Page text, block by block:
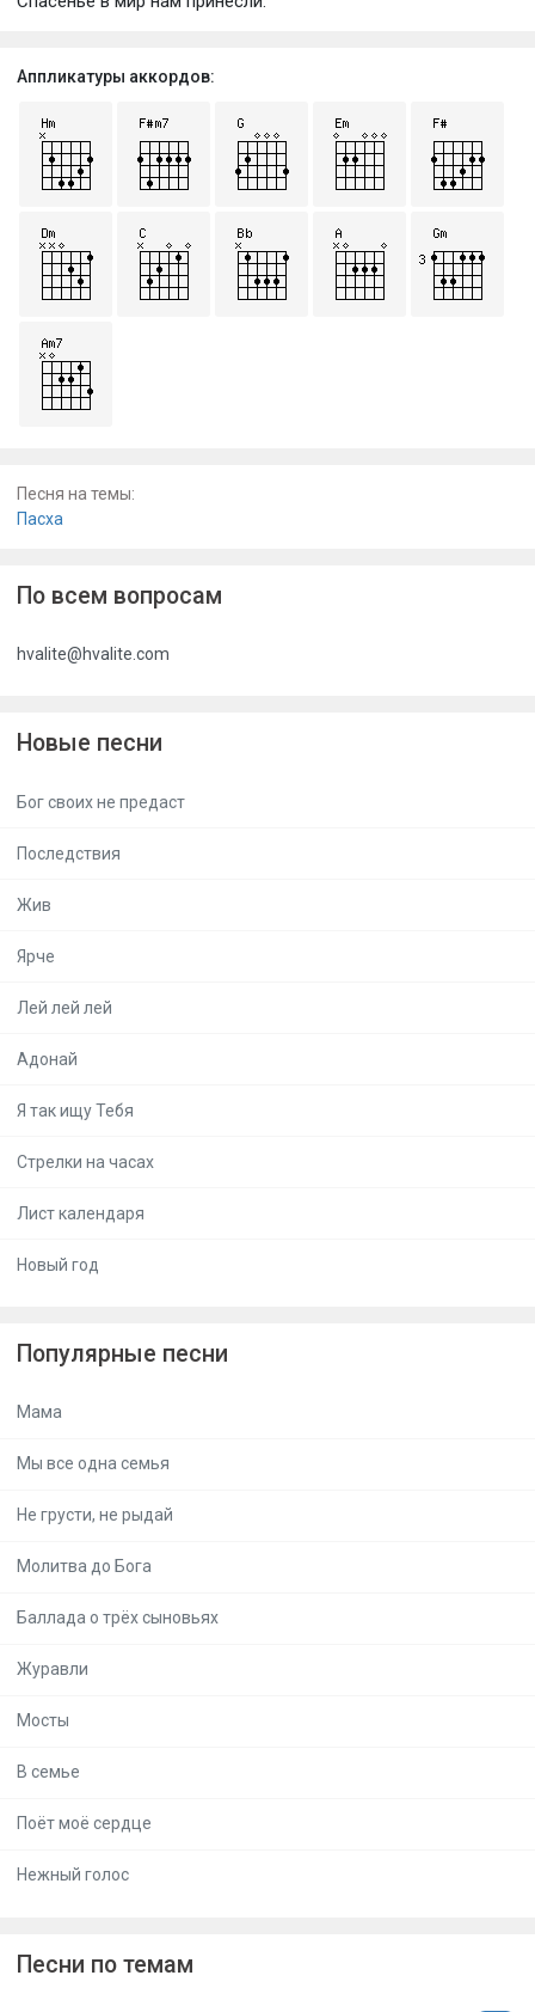
Аппликатуры аккордов:
Песня на темы:
Пасха
По всем вопросам
hvalite@hvalite.com
Новые песни
Бог своих не предаст
Последствия
Жив
Ярче
Лей лей лей
Адонай
Я так ищу Тебя
Стрелки на часах
Лист календаря
Новый год
Популярные песни
Мама
Мы все одна семья
Не грусти, не рыдай
Молитва до Бога
Баллада о трёх сыновьях
Журавли
Мосты
В семье
Поёт моё сердце
Нежный голос
Песни по темам